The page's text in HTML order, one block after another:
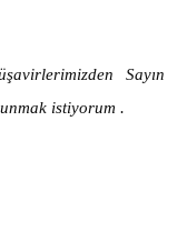
Sayın
istiyorum .